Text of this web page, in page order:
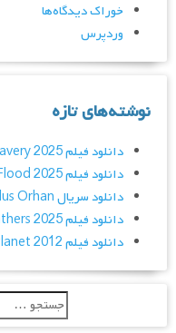
خوراک دیدگاه‌ها
وردپرس
نوشته‌های تازه
دانلود فیلم A Time for Bravery 2025
دانلود فیلم The Great Flood 2025
دانلود سریال Kurulus Orhan
دانلود فیلم The Thing with Feathers 2025
دانلود فیلم Adventure Planet 2012